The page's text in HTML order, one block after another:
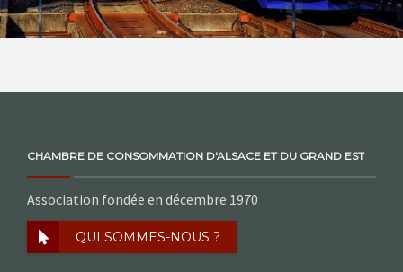
CHAMBRE DE CONSOMMATION D'ALSACE ET DU GRAND EST
Association fondée en décembre 1970
QUI SOMMES-NOUS ?